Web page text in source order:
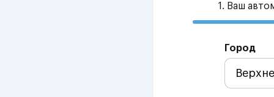
1. Ваш
Город